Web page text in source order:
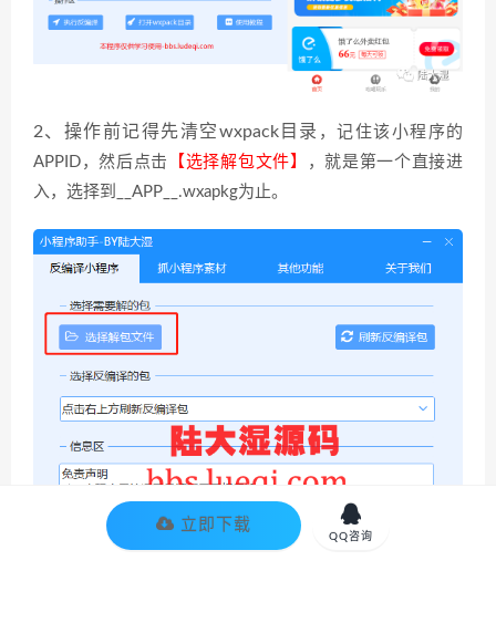
立即下载 
QQ咨询
2、操作前记得先清空wxpack目录 ，记住该小程序的
APPID，然后点击
【选择解包文件】
，就是第一个直接进
入，选择到__APP__.wxapkg为止。